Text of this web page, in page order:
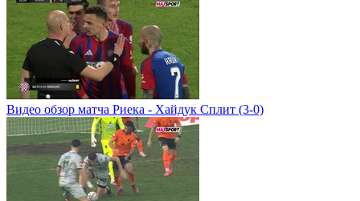
Видео обзор матча Риека - Хайдук Сплит (3-0)